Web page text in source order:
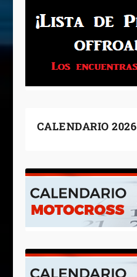
CALENDARIO 2026